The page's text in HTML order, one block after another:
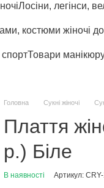
Лосіни, легінси,
костюми жіночі
Товари
Головна Сукні жіночі
Плаття
р.) Біле
В наявності Артикул: